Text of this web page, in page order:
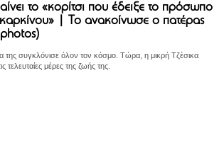
το «κορίτσι που έδειξε το πρόσωπο
| Το ανακοίνωσε ο πατέρας
της συγκλόνισε όλον τον κόσμο. Τώρα, η μικρή Τζέσικα
τελευταίες μέρες της ζωής της.